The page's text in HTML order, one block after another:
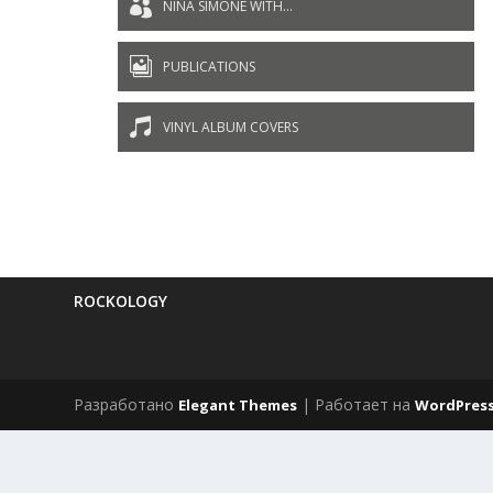
 NINA SIMONE WITH...
 PUBLICATIONS
 VINYL ALBUM COVERS
ROCKOLOGY
Разработано Elegant Themes | Работает на